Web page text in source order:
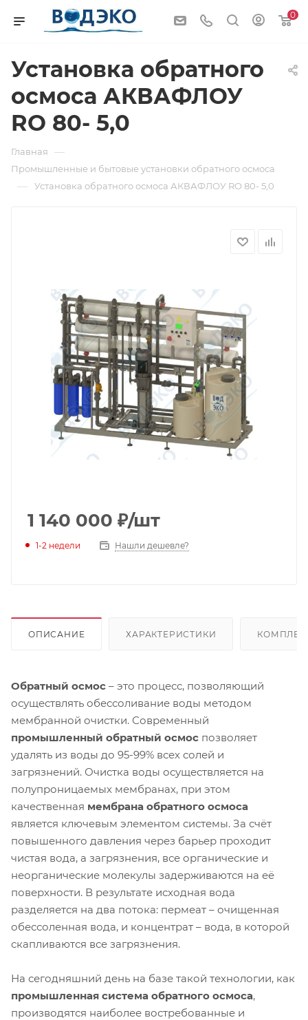
0
Установка обратного
осмоса АКВАФЛОУ
RO 80- 5,0
Главная —
Промышленные и бытовые установки обратного осмоса
— Установка обратного осмоса АКВАФЛОУ RO 80- 5,0
1 140 000 ₽/шт
1-2 недели Нашли дешевле?
ОПИСАНИЕ ХАРАКТЕРИСТИКИ
Обратный осмос – это процесс, позволяющий
осуществлять обессоливание воды методом
мембранной очистки. Современный
промышленный обратный осмос позволяет
удалять из воды до 95-99% всех солей и
загрязнений. Очистка воды осуществляется на
полупроницаемых мембранах, при этом
качественная мембрана обратного осмоса
является ключевым элементом системы. За счёт
повышенного давления через барьер проходит
чистая вода, а загрязнения, все органические и
неорганические молекулы задерживаются на её
поверхности. В результате исходная вода
разделяется на два потока: пермеат – очищенная
обессоленная вода, и концентрат – вода, в которой
скапливаются все загрязнения.
На сегодняшний день на базе такой технологии, как
промышленная система обратного осмоса,
производятся наиболее востребованные и